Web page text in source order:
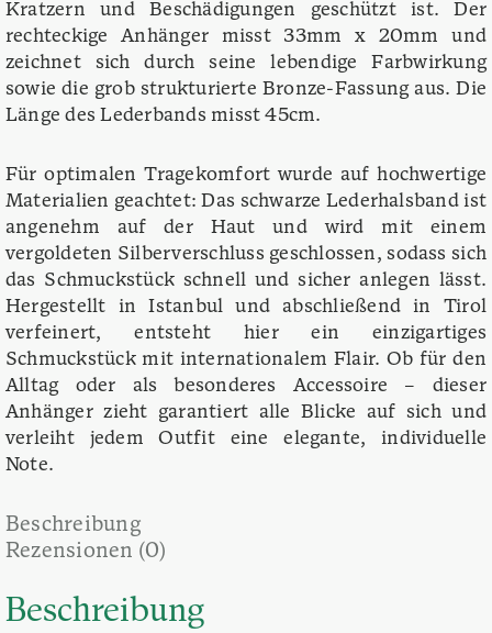
Kratzern und Beschädigungen geschützt ist. Der
rechteckige Anhänger misst 33mm x 20mm und
zeichnet sich durch seine lebendige Farbwirkung
sowie die grob strukturierte Bronze-Fassung aus. Die
Länge des Lederbands misst 45cm.
Für optimalen Tragekomfort wurde auf hochwertige
Materialien geachtet: Das schwarze Lederhalsband ist
angenehm auf der Haut und wird mit einem
vergoldeten Silberverschluss geschlossen, sodass sich
das Schmuckstück schnell und sicher anlegen lässt.
Hergestellt in Istanbul und abschließend in Tirol
verfeinert, entsteht hier ein einzigartiges
Schmuckstück mit internationalem Flair. Ob für den
Alltag oder als besonderes Accessoire – dieser
Anhänger zieht garantiert alle Blicke auf sich und
verleiht jedem Outfit eine elegante, individuelle
Note.
Beschreibung
Rezensionen (0)
Beschreibung